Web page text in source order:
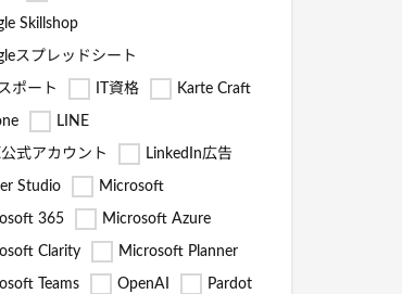
Skillshop
スプレッドシート
ポート IT資格 Karte Craft
LINE
公式アカウント LinkedIn広告
Studio Microsoft
365 Microsoft Azure
Clarity Microsoft Planner
Teams OpenAI Pardot